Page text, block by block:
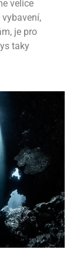
velice
je pro
taky